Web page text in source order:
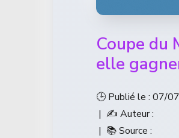
Coupe du
elle
🕒 Publié le : 07/
| ✍️ Auteur :
| 📚 Source :